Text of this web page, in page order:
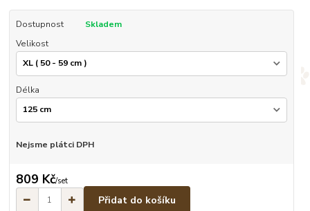
Dostupnost
Skladem
Velikost
Délka
Nejsme plátci DPH
809 Kč/set
Přidat do košíku